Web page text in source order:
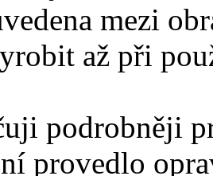
mezi
až při
podrobněji
provedlo